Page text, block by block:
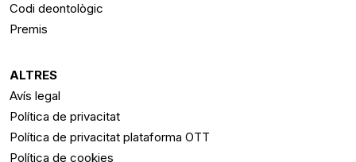
Codi deontològic
Premis
ALTRES
Avís legal
Política de privacitat
Política de privacitat plataforma OTT
Política de cookies